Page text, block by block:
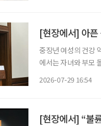
[현장에서] 아픈
중장년 여성의 건강
에서는 자녀와 부모
2026-07-29 16:54
[현장에서] “불